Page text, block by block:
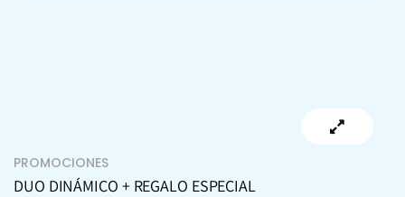
PROMOCIONES
DUO DINÁMICO + REGALO ESPECIAL